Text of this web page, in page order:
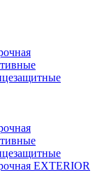
EXTERIOR